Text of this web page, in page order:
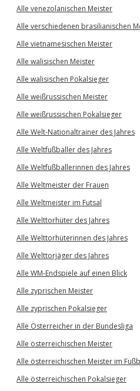
Alle venezolanischen Meister
Alle verschiedenen brasilianischen
Alle vietnamesischen Meister
Alle walisischen Meister
Alle walisischen Pokalsieger
Alle weißrussischen Meister
Alle weißrussischen Pokalsieger
Alle Welt-Nationaltrainer des Jahres
Alle Weltfußballer des Jahres
Alle Weltfußballerinnen des Jahres
Alle Weltmeister der Frauen
Alle Weltmeister im Futsal
Alle Welttorhüter des Jahres
Alle Welttorhüterinnen des Jahres
Alle Welttorjäger des Jahres
Alle WM-Endspiele auf einen Blick
Alle zyprischen Meister
Alle zyprischen Pokalsieger
Alle Österreicher in der Bundesliga
Alle österreichischen Meister
Alle österreichischen Meister im
Alle österreichischen Pokalsieger